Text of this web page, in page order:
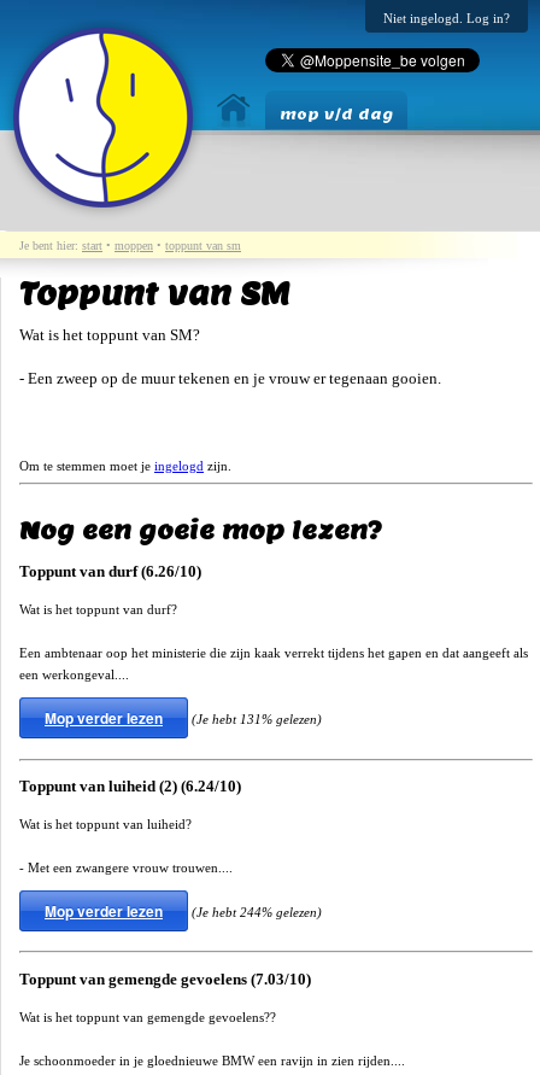
Niet ingelogd. Log in?
mop v/d dag
Je bent hier: start • moppen • toppunt van sm
Toppunt van SM
Wat is het toppunt van SM?
- Een zweep op de muur tekenen en je vrouw er tegenaan gooien.
Om te stemmen moet je ingelogd zijn.
Nog een goeie mop lezen?
Toppunt van durf (6.26/10)
Wat is het toppunt van durf?
Een ambtenaar oop het ministerie die zijn kaak verrekt tijdens het gapen en dat aangeeft als
een werkongeval....
Mop verder lezen (Je hebt 131% gelezen)
Toppunt van luiheid (2) (6.24/10)
Wat is het toppunt van luiheid?
- Met een zwangere vrouw trouwen....
Mop verder lezen (Je hebt 244% gelezen)
Toppunt van gemengde gevoelens (7.03/10)
Wat is het toppunt van gemengde gevoelens??
Je schoonmoeder in je gloednieuwe BMW een ravijn in zien rijden....